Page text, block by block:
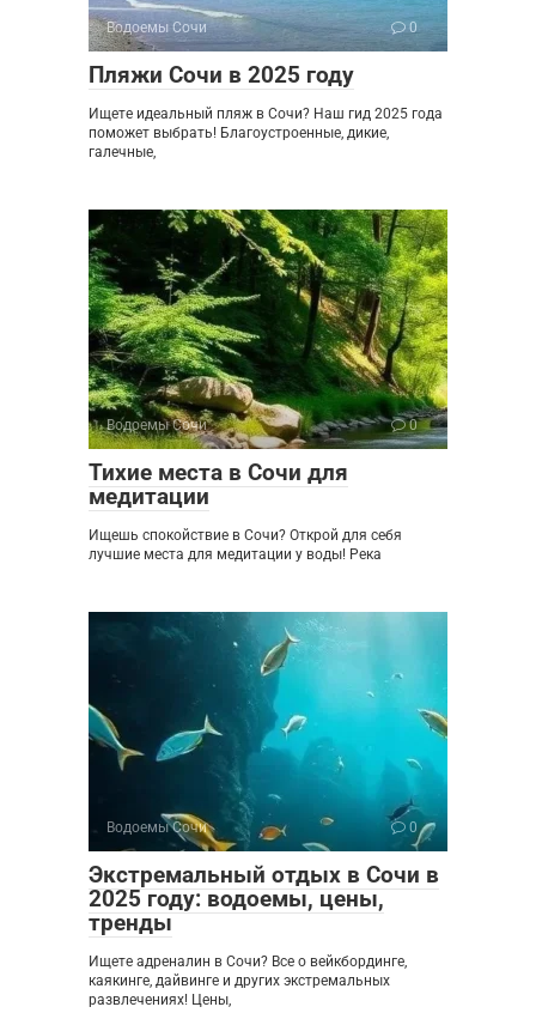
Водоемы Сочи 0
Пляжи Сочи в 2025 году
Ищете идеальный пляж в Сочи? Наш гид 2025 года
поможет выбрать! Благоустроенные, дикие,
галечные,
Водоемы Сочи 0
Тихие места в Сочи для
медитации
Ищешь спокойствие в Сочи? Открой для себя
лучшие места для медитации у воды! Река
Водоемы Сочи 0
Экстремальный отдых в Сочи в
2025 году: водоемы, цены,
тренды
Ищете адреналин в Сочи? Все о вейкбординге,
каякинге, дайвинге и других экстремальных
развлечениях! Цены,